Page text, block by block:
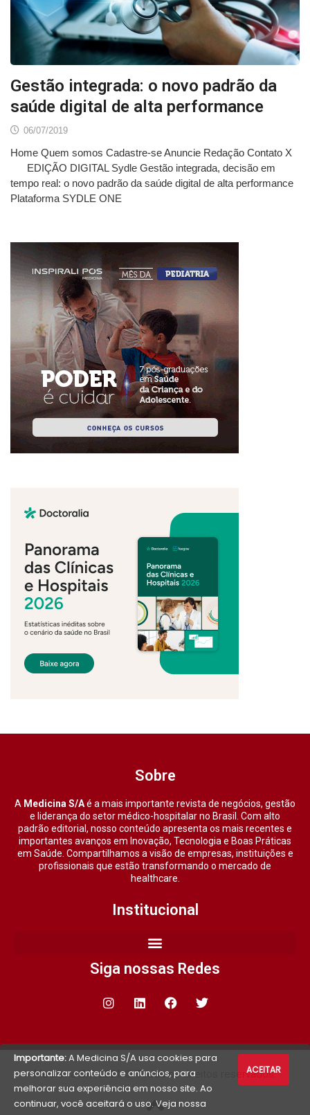
Gestão integrada: o novo padrão da
saúde digital de alta performance
06/07/2019
Home Quem somos Cadastre-se Anuncie Redação Contato X
EDIÇÃO DIGITAL Sydle Gestão integrada, decisão em
tempo real: o novo padrão da saúde digital de alta performance
Plataforma SYDLE ONE
Sobre
A Medicina S/Aé a mais importante revista de negócios, gestão
e liderança do setor médico-hospitalar no Brasil. Com alto
padrão editorial, nosso conteúdo apresenta os mais recentes e
importantes avanços em Inovação, Tecnologia e Boas Práticas
em Saúde. Compartilhamos a visão de empresas, instituições e
profissionais que estão transformando o mercado de
healthcare.
Institucional
Siga nossas Redes
Medicina S/A 2021 © Todos os direitos reservados.
Importante:A Medicina S/A usa cookies para
personalizar conteúdo e anúncios, para
melhorar sua experiência em nosso site. Ao
continuar, você aceitará o uso. Veja nossa
ACEITAR